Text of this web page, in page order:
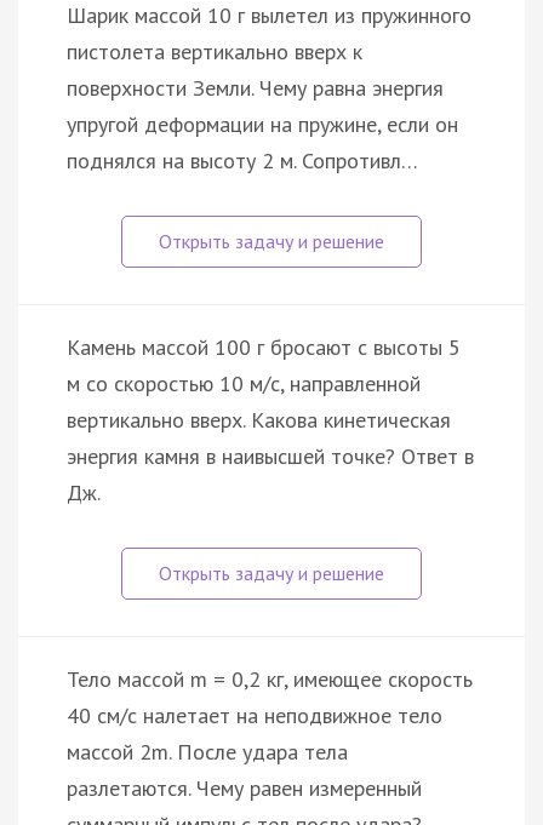
Шарик массой 10 г вылетел из пружинного
пистолета вертикально вверх к
поверхности Земли. Чему равна энергия
упругой деформации на пружине, если он
поднялся на высоту 2 м. Сопротивл…
Камень массой 100 г бросают с высоты 5
м со скоростью 10 м/с, направленной
вертикально вверх. Какова кинетическая
энергия камня в наивысшей точке? Ответ в
Дж.
Тело массой m = 0,2 кг, имеющее скорость
40 см/с налетает на неподвижное тело
массой 2m. После удара тела
разлетаются. Чему равен измеренный